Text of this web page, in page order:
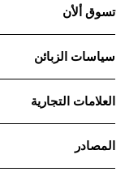
تسوق ألأن
سياسات الزبائن
العلامات التجارية
المصادر